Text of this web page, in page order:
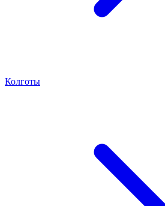
Колготы